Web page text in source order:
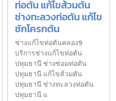
ท่อตัน แก้ไขส้วมตัน
ช่างทะลวงท่อตัน แก้ไข
ชักโครกตัน
ช่างแก้ไขท่อตันคลอง9
บริการช่างแก้ไขท่อตัน
ปทุมธานี ช่างซ่อมท่อตัน
ปทุมธานี แก้ไขส้วมตัน
ปทุมธานี ช่างทะลวงท่อตัน
ปทุมธานี แ